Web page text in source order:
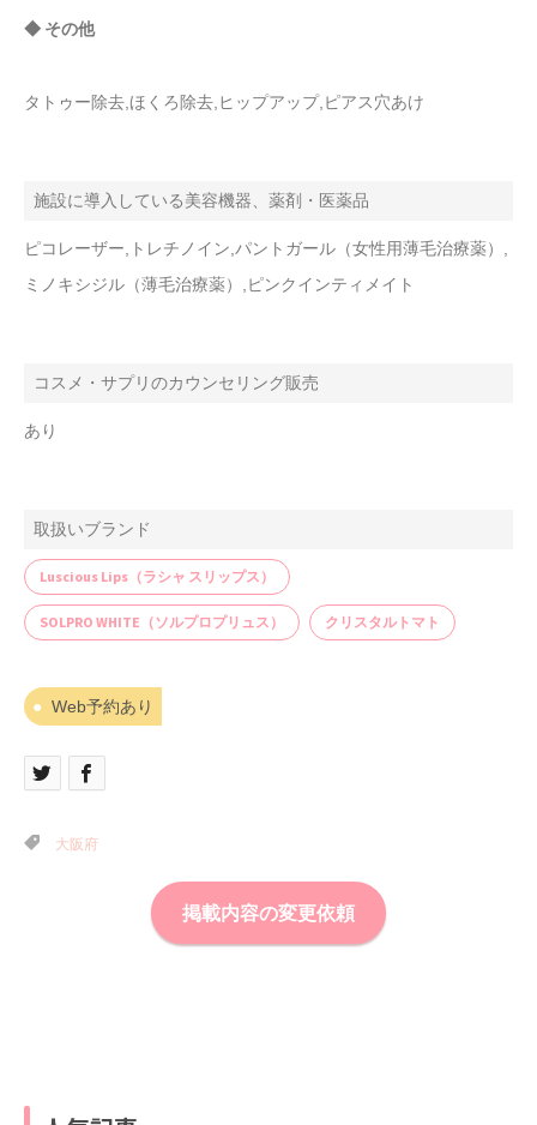
◆ その他
タトゥー除去,ほくろ除去,ヒップアップ,ピアス穴あけ
施設に導入している美容機器、薬剤・医薬品
ピコレーザー,トレチノイン,パントガール（女性用薄毛治療薬）,
ミノキシジル（薄毛治療薬）,ピンクインティメイト
コスメ・サプリのカウンセリング販売
あり
取扱いブランド
Luscious Lips（ラシャ スリップス）
SOLPRO WHITE（ソルプロプリュス） クリスタルトマト
Web予約あり
大阪府
掲載内容の変更依頼